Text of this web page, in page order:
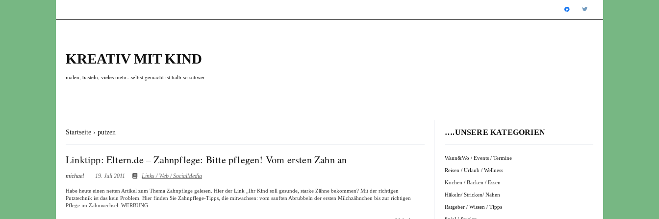
KREATIV MIT KIND
malen, basteln, vieles mehr...selbst gemacht ist halb so schwer
Startseite › putzen
Linktipp: Eltern.de – Zahnpflege: Bitte pflegen! Vom ersten Zahn an
michael 19. Juli 2011 Links / Web / SocialMedia
Habe heute einen netten Artikel zum Thema Zahnpflege gelesen. Hier der Link „Ihr Kind soll gesunde, starke Zähne bekommen? Mit der richtigen
Putztechnik ist das kein Problem. Hier finden Sie Zahnpflege-Tipps, die mitwachsen: vom sanften Abrubbeln der ersten Milchzähnchen bis zur richtigen
Pflege im Zahnwechsel. WERBUNG
….UNSERE KATEGORIEN
Wann&Wo / Events / Termine
Reisen / Urlaub / Wellness
Kochen / Backen / Essen
Häkeln/ Stricken/ Nähen
Ratgeber / Wissen / Tipps